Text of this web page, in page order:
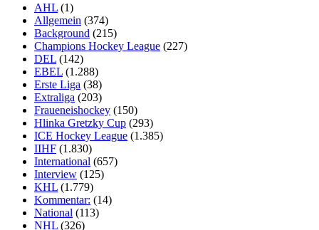
AHL (1)
Allgemein (374)
Background (215)
Champions Hockey League (227)
DEL (142)
EBEL (1.288)
Erste Liga (38)
Extraliga (203)
Fraueneishockey (150)
Hlinka Gretzky Cup (293)
ICE Hockey League (1.385)
IIHF (1.830)
International (657)
Interview (125)
KHL (1.779)
Kommentar: (14)
National (113)
NHL (326)